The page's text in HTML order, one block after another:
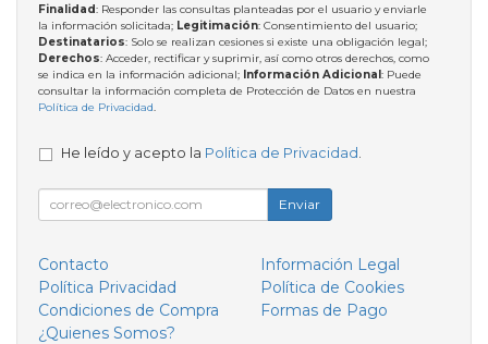
Finalidad: Responder las consultas planteadas por el usuario y enviarle
la información solicitada; Legitimación: Consentimiento del usuario;
Destinatarios: Solo se realizan cesiones si existe una obligación legal;
Derechos: Acceder, rectificar y suprimir, así como otros derechos, como
se indica en la información adicional; Información Adicional: Puede
consultar la información completa de Protección de Datos en nuestra
Política de Privacidad.
He leído y acepto la Política de Privacidad
Enviar
Contacto
Información Legal
Política Privacidad
Política de Cookies
Condiciones de Compra
Formas de Pago
¿Quienes Somos?